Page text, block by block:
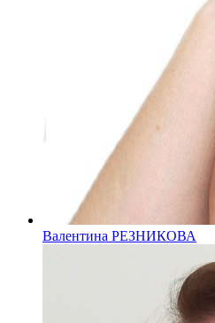
Валентина РЕЗНИКОВА